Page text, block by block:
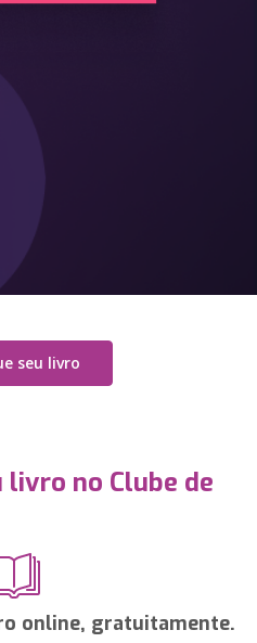
seu livro
livro no Clube de
online, gratuitamente.